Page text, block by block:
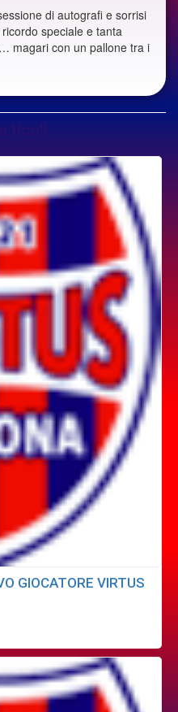
di autografi e sorrisi
speciale e tanta
magari con un pallone tra i
GIOCATORE VIRTUS